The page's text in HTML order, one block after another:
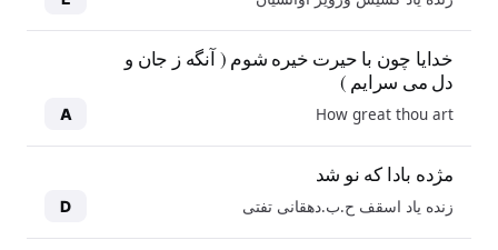
خدایا چون با حیرت خیره شوم ( آنگه ز جان و
دل می سرایم )
How great thou art
A
مژده بادا که نو شد
زنده یاد اسقف ح.ب.دهقانی تفتی D